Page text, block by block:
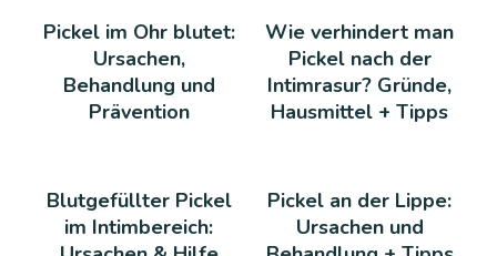
Pickel im Ohr blutet:
Ursachen,
Behandlung und
Prävention
Wie verhindert man
Pickel nach der
Intimrasur? Gründe,
Hausmittel + Tipps
Blutgefüllter Pickel
im Intimbereich:
Pickel an der Lippe:
Ursachen und